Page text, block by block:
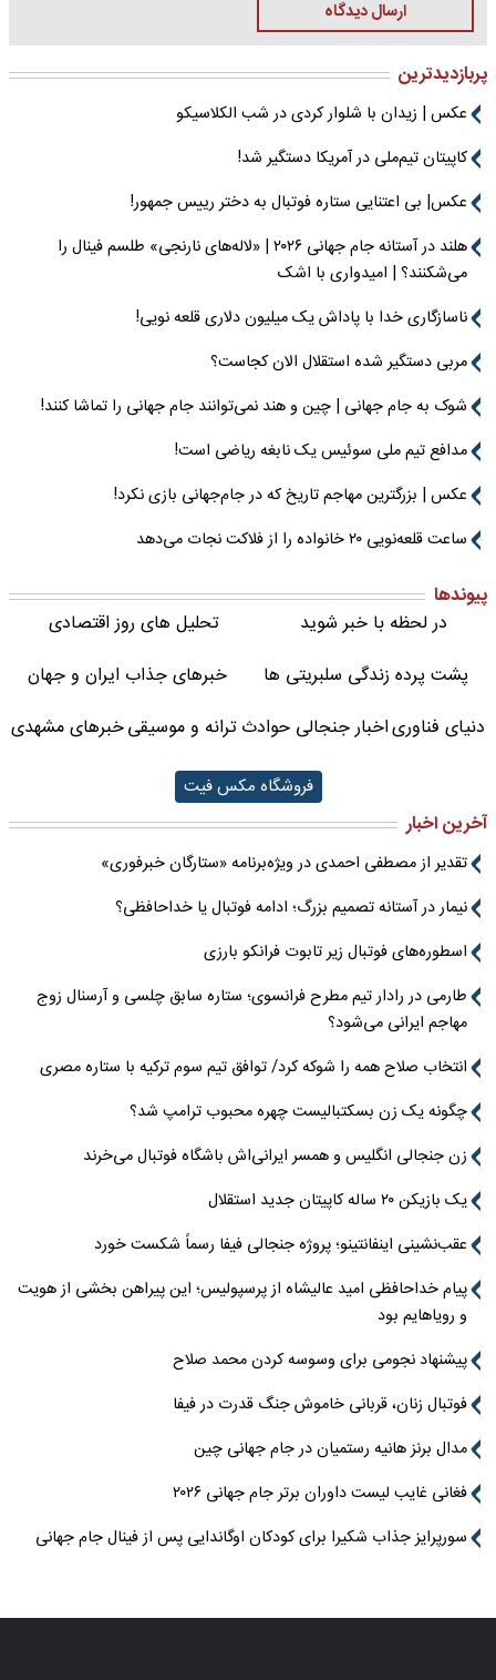
ارسال دیدگاه
پربازدیدترین
عکس | زیدان با شلوار کردی در شب الکلاسیکو
کاپیتان تیم‌ملی در آمریکا دستگیر شد!
عکس| بی اعتنایی ستاره فوتبال به دختر رییس جمهور!
هلند در آستانه جام جهانی ۲۰۲۶ | «لاله‌های نارنجی» طلسم فینال را
می‌شکنند؟ | امیدواری با اشک
ناسازگاری خدا با پاداش یک میلیون دلاری قلعه نویی!
مربی دستگیر شده استقلال الان کجاست؟
شوک به جام جهانی | چین و هند نمی‌توانند جام جهانی را تماشا کنند!
مدافع تیم ملی سوئیس یک نابغه ریاضی است!
عکس | بزرگترین مهاجم تاریخ که در جام‌جهانی بازی نکرد!
ساعت قلعه‌نویی ۲۰ خانواده را از فلاکت نجات می‌دهد
پیوندها
در لحظه با خبر شوید
تحلیل های روز اقتصادی
پشت پرده زندگی سلبریتی ها
خبرهای جذاب ایران و جهان
دنیای فناوریاخبار جنجالی حوادثترانه و موسیقیخبرهای مشهدی
فروشگاه مکس فیت
آخرین اخبار
تقدیر از مصطفی احمدی در ویژه‌برنامه «ستارگان خبرفوری»
نیمار در آستانه تصمیم بزرگ؛ ادامه فوتبال یا خداحافظی؟
اسطوره‌های فوتبال زیر تابوت فرانکو بارزی
طارمی در رادار تیم مطرح فرانسوی؛ ستاره سابق چلسی و آرسنال زوج
مهاجم ایرانی می‌شود؟
انتخاب صلاح همه را شوکه کرد/ توافق تیم سوم ترکیه با ستاره مصری
چگونه یک زن بسکتبالیست چهره محبوب ترامپ شد؟
زن جنجالی انگلیس و همسر ایرانی‌اش باشگاه فوتبال می‌خرند
یک بازیکن ۲۰ ساله کاپیتان جدید استقلال
عقب‌نشینی اینفانتینو؛ پروژه جنجالی فیفا رسماً شکست خورد
پیام خداحافظی امید عالیشاه از پرسپولیس؛ این پیراهن بخشی از هویت
و رویاهایم بود
پیشنهاد نجومی برای وسوسه کردن محمد صلاح
فوتبال زنان، قربانی خاموش جنگ قدرت در فیفا
مدال برنز هانیه رستمیان در جام جهانی چین
فغانی غایب لیست داوران برتر جام جهانی ۲۰۲۶
سورپرایز جذاب شکیرا برای کودکان اوگاندایی پس از فینال جام جهانی